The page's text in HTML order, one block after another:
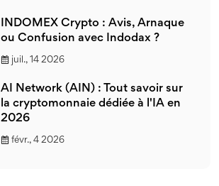
INDOMEX Crypto : Avis, Arnaque
ou Confusion avec Indodax ?
juil., 14 2026
AI Network (AIN) : Tout savoir sur
la cryptomonnaie dédiée à l'IA en
2026
févr., 4 2026